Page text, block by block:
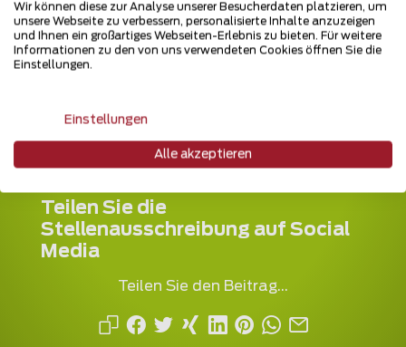
Kraienhopstraße 15
32312 Lübbecke
Teilen Sie die
Stellenausschreibung auf Social
Media
Teilen Sie den Beitrag...
Wir können diese zur Analyse unserer Besucherdaten platzieren, um
unsere Webseite zu verbessern, personalisierte Inhalte anzuzeigen
und Ihnen ein großartiges Webseiten-Erlebnis zu bieten. Für weitere
Informationen zu den von uns verwendeten Cookies öffnen Sie die
Einstellungen.
Einstellungen
Alle akzeptieren